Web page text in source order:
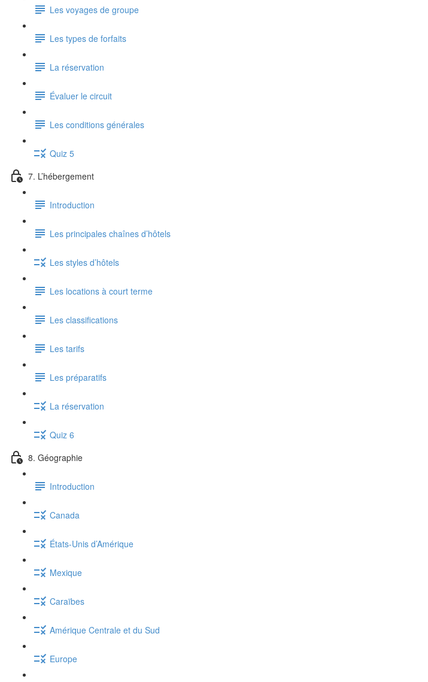
Les voyages de groupe
Les types de forfaits
La réservation
Évaluer le circuit
Les conditions générales
Quiz 5
7. L’hébergement
Introduction
Les principales chaînes d’hôtels
Les styles d’hôtels
Les locations à court terme
Les classifications
Les tarifs
Les préparatifs
La réservation
Quiz 6
8. Géographie
Introduction
Canada
États-Unis d’Amérique
Mexique
Caraïbes
Amérique Centrale et du Sud
Europe